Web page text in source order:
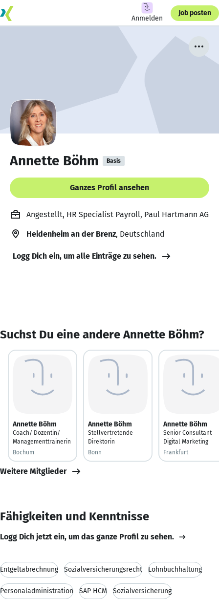
Anmelden
Job posten
Annette Böhm Basis
Ganzes Profil ansehen
Angestellt, HR Specialist Payroll, Paul Hartmann AG
Heidenheim an der Brenz, Deutschland
Logg Dich ein, um alle Einträge zu sehen.
Suchst Du eine andere Annette Böhm?
Annette Böhm
Coach/ Dozentin/
Managementtrainerin
Bochum
Annette Böhm
Stellvertretende
Direktorin
Bonn
Annette Böhm
Senior Consultant
Digital Marketing
Frankfurt
Weitere Mitglieder
Fähigkeiten und Kenntnisse
Logg Dich jetzt ein, um das ganze Profil zu sehen.
Entgeltabrechnung Sozialversicherungsrecht Lohnbuchhaltung
Personaladministration SAP HCM Sozialversicherung